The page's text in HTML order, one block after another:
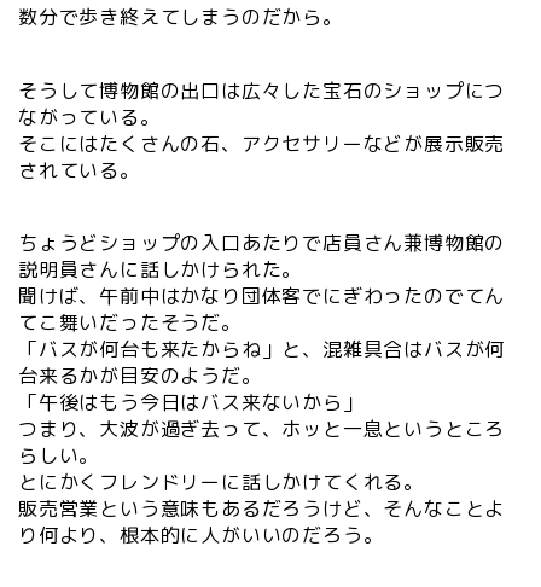
数分で歩き終えてしまうのだから。
そうして博物館の出口は広々した宝石のショップにつ
ながっている。
そこにはたくさんの石、アクセサリーなどが展示販売
されている。
ちょうどショップの入口あたりで店員さん兼博物館の
説明員さんに話しかけられた。
聞けば、午前中はかなり団体客でにぎわったのでてん
てこ舞いだったそうだ。
「バスが何台も来たからね」と、混雑具合はバスが何
台来るかが目安のようだ。
「午後はもう今日はバス来ないから」
つまり、大波が過ぎ去って、ホッと一息というところ
らしい。
とにかくフレンドリーに話しかけてくれる。
販売営業という意味もあるだろうけど、そんなことよ
り何より、根本的に人がいいのだろう。